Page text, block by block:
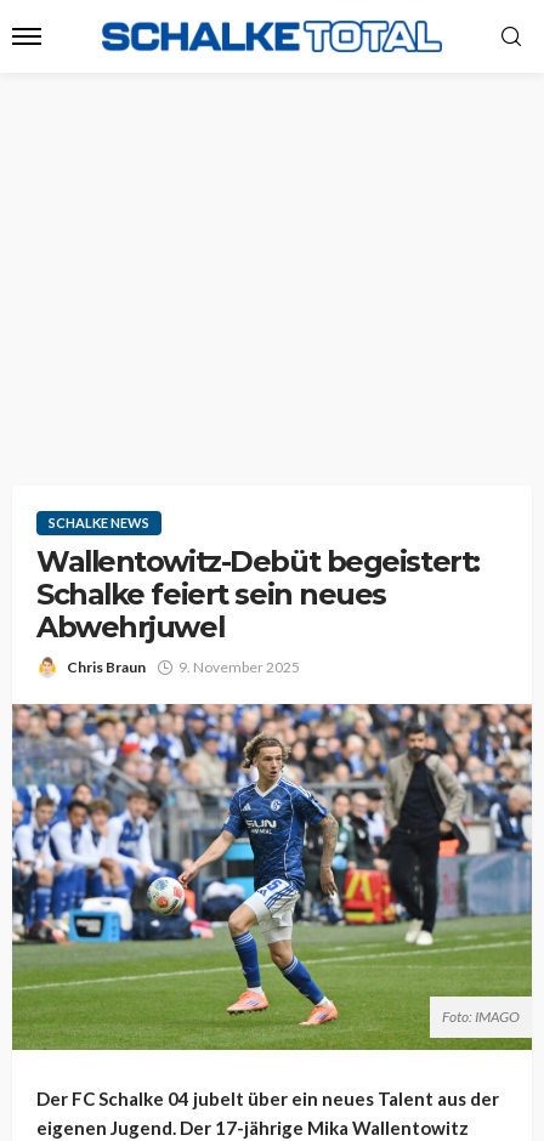
SCHALKE NEWS
Wallentowitz-Debüt begeistert:
Schalke feiert sein neues
Abwehrjuwel
Chris Braun 9. November 2025
Foto: IMAGO
Der FC Schalke 04 jubelt über ein neues Talent aus der
eigenen Jugend. Der 17-jährige Mika Wallentowitz